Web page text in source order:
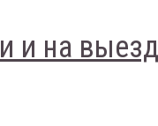
и на